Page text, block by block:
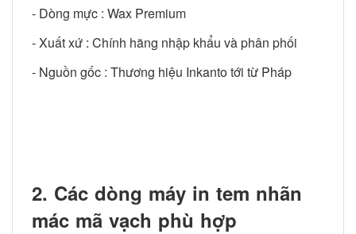
- Dòng mực : Wax Premium
- Xuất xứ : Chính hãng nhập khẩu và phân phối
- Nguồn gốc : Thương hiệu Inkanto tới từ Pháp
2. Các dòng máy in tem nhãn
mác mã vạch phù hợp